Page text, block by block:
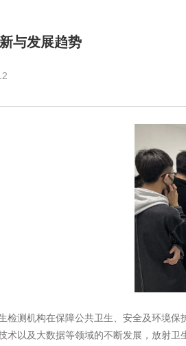
与发展趋势
检测机构在保障公共卫生、安全及环境
术以及大数据等领域的不断发展，放射卫